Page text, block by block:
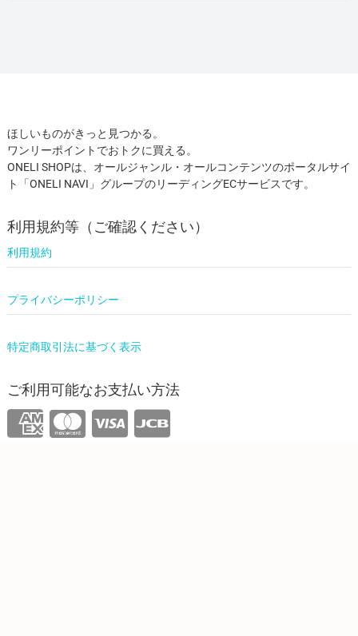
ほしいものがきっと見つかる。
ワンリーポイントでおトクに買える。
ONELI SHOPは、オールジャンル・オールコンテンツのポータルサイ
ト「ONELI NAVI」グループのリーディングECサービスです。
利用規約等（ご確認ください）
利用規約
プライバシーポリシー
特定商取引法に基づく表示
ご利用可能なお支払い方法